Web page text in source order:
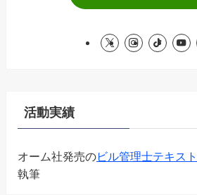
活動実績
オーム社発売のビル管理士テキスト
執筆